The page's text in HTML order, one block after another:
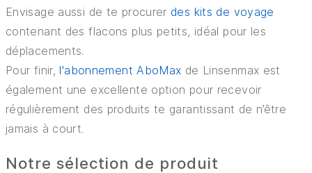
Envisage aussi de te procurer des kits de voyage
contenant des flacons plus petits, idéal pour les
déplacements.
Pour finir,l'abonnement AboMax de Linsenmax est
également une excellente option pour recevoir
régulièrement des produits te garantissant de n’être
jamais à court.
Notre sélection de produit